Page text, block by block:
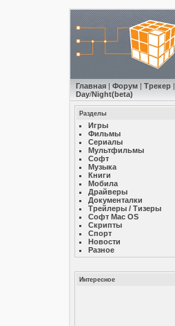
Главная| Форум| Трекер|
Day/Night(beta)
Разделы
Игры
Фильмы
Сериалы
Мультфильмы
Софт
Музыкa
Книги
Мобила
Драйверы
Документалки
Трейлеры / Тизеры
Софт Mac OS
Скрипты
Спорт
Новости
Разное
Интересное